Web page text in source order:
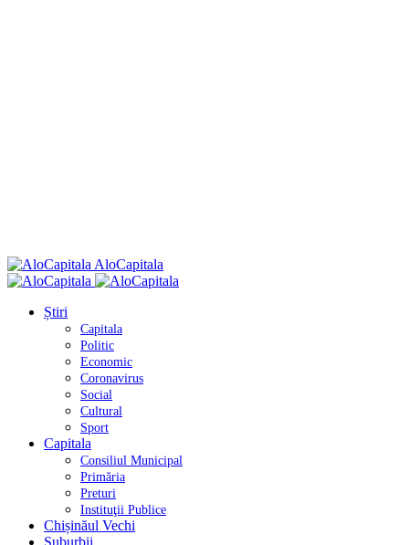
AloCapitala
Știri
Capitala
Politic
Economic
Coronavirus
Social
Cultural
Sport
Capitala
Consiliul Municipal
Primăria
Preturi
Instituţii Publice
Chișinăul Vechi
Suburbii